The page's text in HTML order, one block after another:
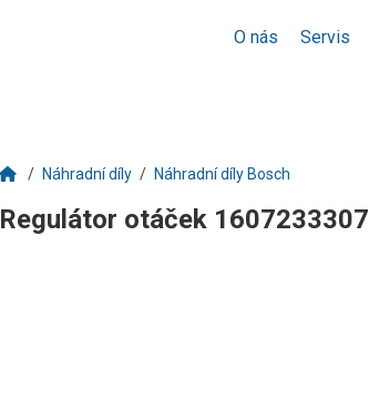
O nás Servis
Náhradní díly Náhradní díly Bosch
Regulátor otáček 1607233307